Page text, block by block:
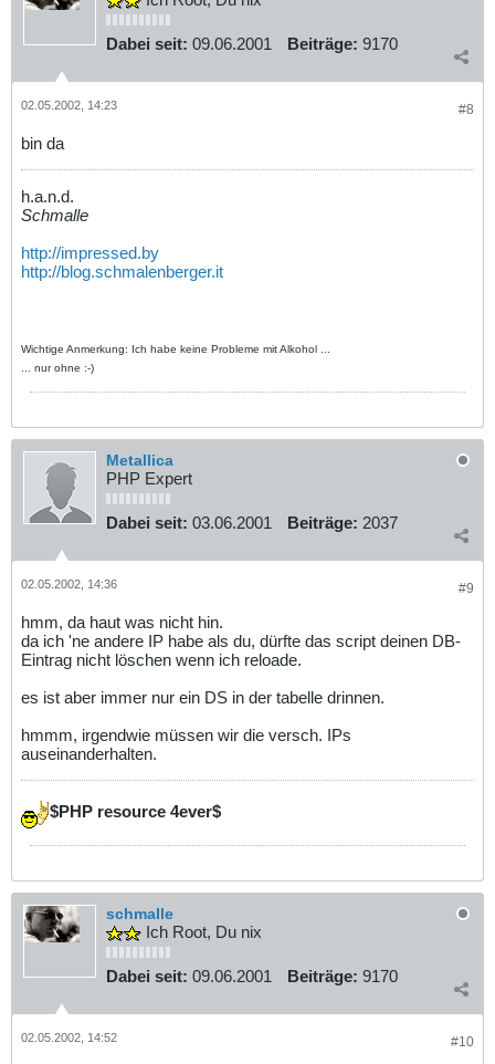
Dabei seit: 09.06.2001 Beiträge: 9170
#8
02.05.2002, 14:23
bin da
h.a.n.d.
Schmalle
http://impressed.by
http://blog.schmalenberger.it
Wichtige Anmerkung: Ich habe keine Probleme mit Alkohol ...
... nur ohne :-)
Metallica
PHP Expert
Dabei seit: 03.06.2001 Beiträge: 2037
#9
02.05.2002, 14:36
hmm, da haut was nicht hin.
da ich 'ne andere IP habe als du, dürfte das script deinen DB-
Eintrag nicht löschen wenn ich reloade.
es ist aber immer nur ein DS in der tabelle drinnen.
hmmm, irgendwie müssen wir die versch. IPs
auseinanderhalten.
$PHP resource 4ever$
schmalle
Ich Root, Du nix
Dabei seit: 09.06.2001 Beiträge: 9170
#10
02.05.2002, 14:52